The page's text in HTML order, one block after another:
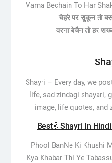
Varna Bechain To Har
चेहरे पर सुकून तो
वरना बेचैन तो हर
Shayri – Every day, we
life, sad zindagi shayari,
image, life quotes, and
Best🤞Shayri In Hindi
Phool BanNe Ki Khushi
Kya Khabar Thi Ye